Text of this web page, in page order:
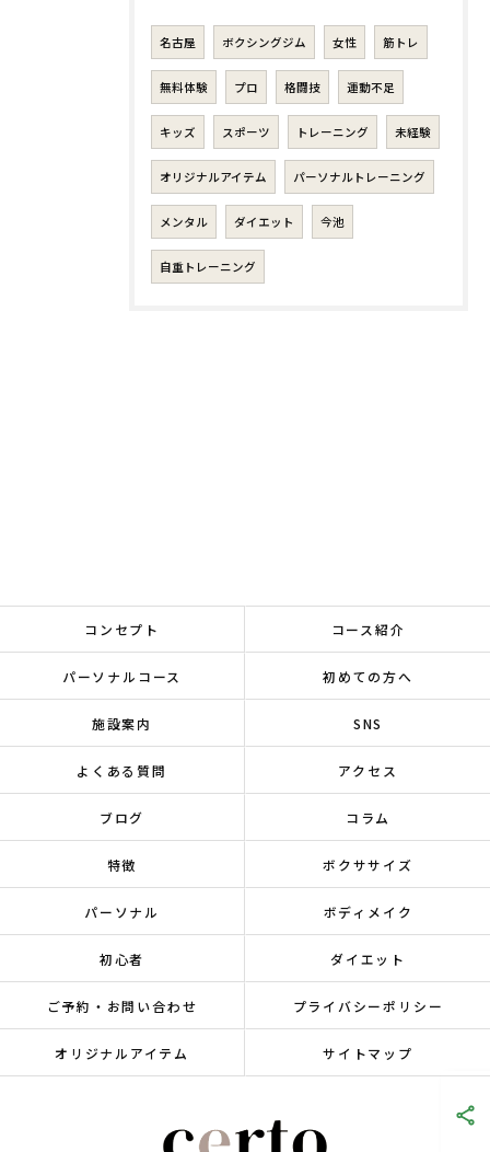
名古屋 ボクシングジム 女性 筋トレ
無料体験 プロ 格闘技 運動不足
キッズ スポーツ トレーニング 未経験
オリジナルアイテム パーソナルトレーニング
メンタル ダイエット 今池
自重トレーニング
コンセプト コース紹介
パーソナルコース 初めての方へ
施設案内 SNS
よくある質問 アクセス
ブログ コラム
特徴 ボクササイズ
パーソナル ボディメイク
初心者 ダイエット
ご予約・お問い合わせ プライバシーポリシー
オリジナルアイテム サイトマップ